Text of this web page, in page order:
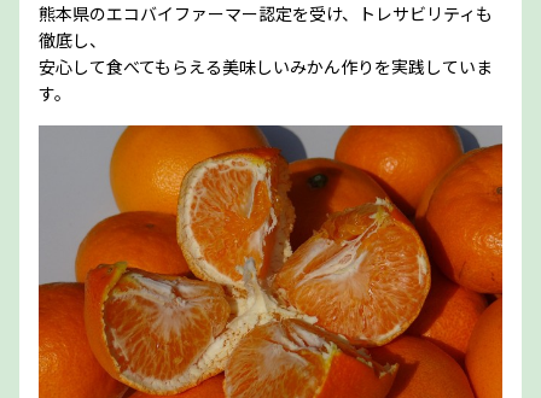
熊本県のエコバイファーマー認定を受け、トレサビリティも
徹底し、
安心して食べてもらえる美味しいみかん作りを実践していま
す。